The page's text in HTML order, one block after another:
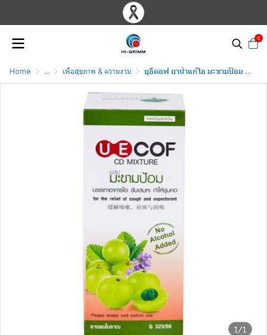
0
Home ... เพื่อสุขภาพ & ความงาม ยูอีคอฟ ยาน้ำแก้ไอ มะขามป้อม UECOF 120 มล.
1/1